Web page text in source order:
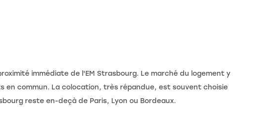
immédiate de l'EM Strasbourg. Le marché du logement y
commun. La colocation, très répandue, est souvent choisie
reste en-deçà de Paris, Lyon ou Bordeaux.